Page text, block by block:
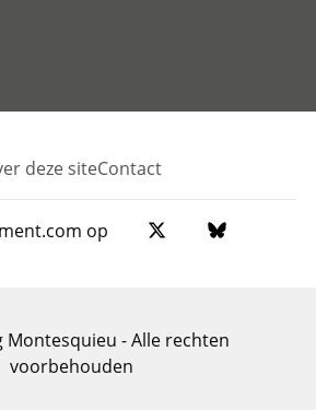
deze siteContact
op
- Alle rechten
voorbehouden